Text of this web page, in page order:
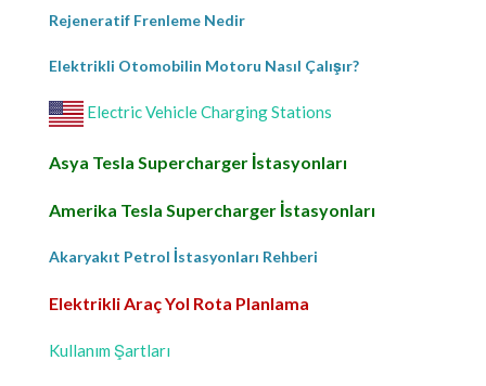
Rejeneratif Frenleme Nedir
Elektrikli Otomobilin Motoru Nasıl Çalışır?
Electric Vehicle Charging Stations
Asya Tesla Supercharger İstasyonları
Amerika Tesla Supercharger İstasyonları
Akaryakıt Petrol İstasyonları Rehberi
Elektrikli Araç Yol Rota Planlama
Kullanım Şartları